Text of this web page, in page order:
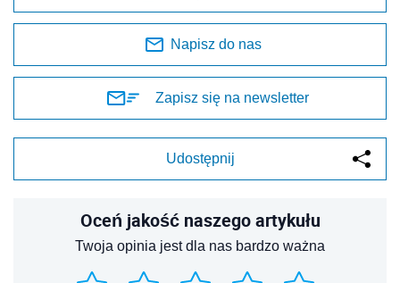
Napisz do nas
Zapisz się na newsletter
Udostępnij
Oceń jakość naszego artykułu
Twoja opinia jest dla nas bardzo ważna